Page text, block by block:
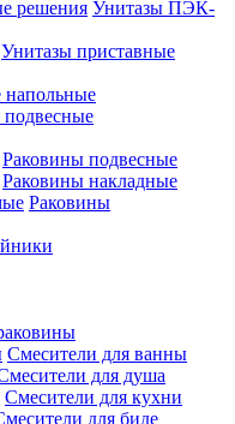
Унитазы ПЭК-
Унитазы приставные
напольные
подвесные
Раковины подвесные
Раковины накладные
Раковины
Смесители для ванны
для душа
Смесители для кухни
для биде